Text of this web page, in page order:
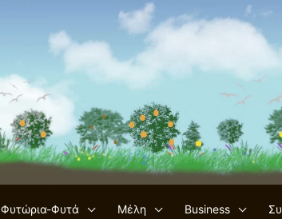
Φυτώρια-Φυτά Μέλη Business